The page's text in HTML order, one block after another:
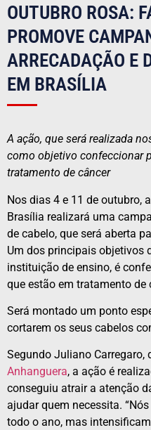
OUTUBRO ROSA:
PROMOVE
ARRECADAÇÃO E
EM BRASÍLIA
A ação, que será realizada
como objetivo confeccionar
tratamento de câncer
Nos dias 4 e 11 de outubro,
Brasília realizará uma
de cabelo, que será aberta
Um dos principais objetivos
instituição de ensino, é
que estão em tratamento de
Será montado um ponto
cortarem os seus cabelos
Segundo Juliano Carregaro,
Anhanguera, a ação é
conseguiu atrair a atenção
ajudar quem necessita.
todo o ano, mas